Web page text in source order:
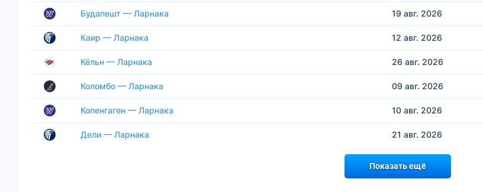
Будапешт — Ларнака 19 авг. 2026
Каир — Ларнака 12 авг. 2026
Кёльн — Ларнака 26 авг. 2026
Коломбо — Ларнака 09 авг. 2026
Копенгаген — Ларнака 10 авг. 2026
Дели — Ларнака 21 авг. 2026
Показать ещё